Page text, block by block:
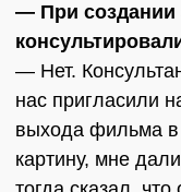
— При создании
— Нет.
нас пригласили
выхода фильма в
картину, мне